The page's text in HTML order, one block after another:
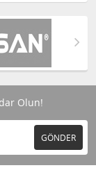
Olun!
GÖNDER